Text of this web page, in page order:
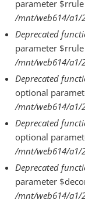
parameter
/mnt/web614/a1/
Deprecated
parameter
/mnt/web614/a1/
Deprecated
optional
/mnt/web614/a1/
Deprecated
optional
/mnt/web614/a1/
Deprecated
parameter
/mnt/web614/a1/